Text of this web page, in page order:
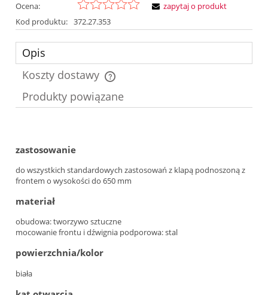
Ocena:
Kod produktu: 372.27.353
zapytaj o produkt
Opis
Koszty dostawy
Cena nie zawiera ewentualnych kosztów płatności
Produkty powiązane
zastosowanie
do wszystkich standardowych zastosowań z klapą podnoszoną z
frontem o wysokości do 650 mm
materiał
obudowa: tworzywo sztuczne
mocowanie frontu i dźwignia podporowa: stal
powierzchnia/kolor
biała